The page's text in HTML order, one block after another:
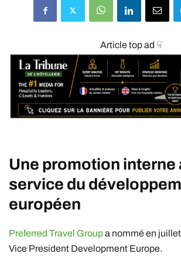
Article top ad ☟
Une promotion interne
service du
européen
Preferred Travel Groupa nommé en juillet
Vice President Development Europe.